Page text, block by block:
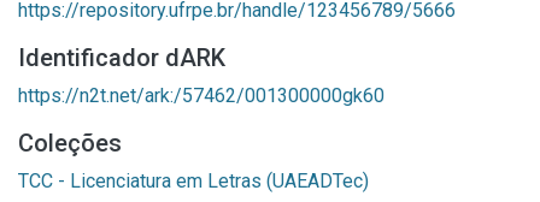
https://repository.ufrpe.br/handle/123456789/5666
Identificador dARK
https://n2t.net/ark:/57462/001300000gk60
Coleções
TCC - Licenciatura em Letras (UAEADTec)